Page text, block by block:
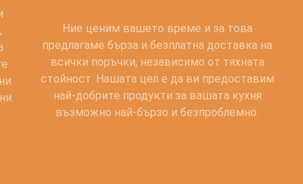
Ние ценим вашето време и за това
предлагаме бърза и безплатна доставка на
всички поръчки, независимо от тяхната
стойност. Нашата цел е да ви предоставим
най-добрите продукти за вашата кухня
възможно най-бързо и безпроблемно.